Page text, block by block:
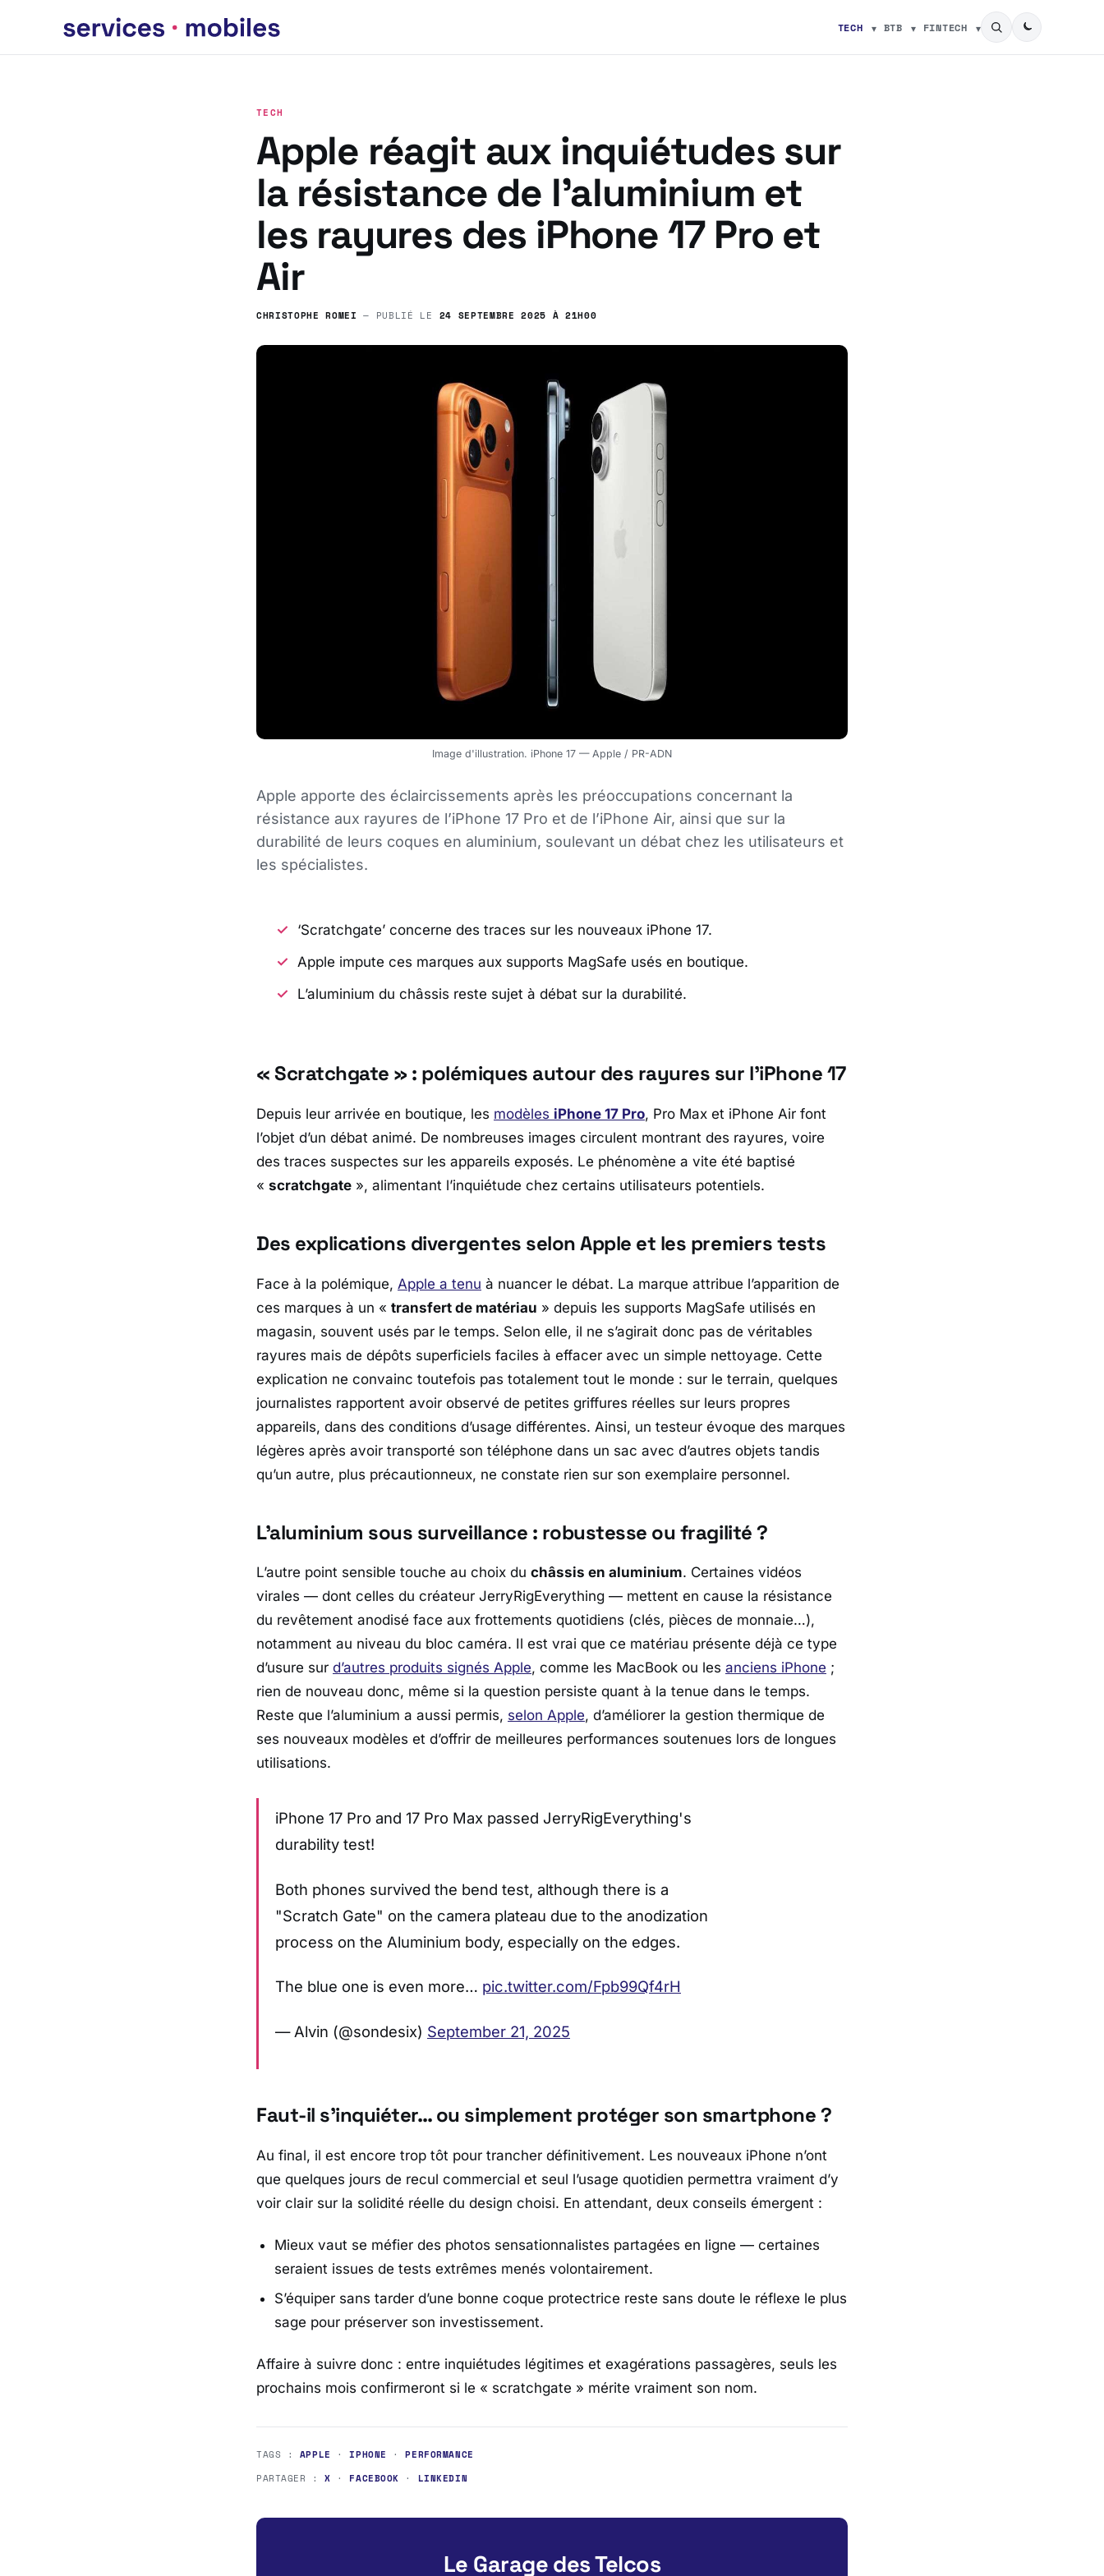
TECH BTB FINTECH
TECH
Apple réagit aux inquiétudes sur
la résistance de l’aluminium et
les rayures des iPhone 17 Pro et
Air
CHRISTOPHE ROMEI — PUBLIÉ LE 24 SEPTEMBRE 2025 À 21H00
Image d'illustration. iPhone 17 — Apple / PR-ADN
Apple apporte des éclaircissements après les préoccupations concernant la
résistance aux rayures de l’iPhone 17 Pro et de l’iPhone Air, ainsi que sur la
durabilité de leurs coques en aluminium, soulevant un débat chez les utilisateurs et
les spécialistes.
‘Scratchgate’ concerne des traces sur les nouveaux iPhone 17.
Apple impute ces marques aux supports MagSafe usés en boutique.
L’aluminium du châssis reste sujet à débat sur la durabilité.
« Scratchgate » : polémiques autour des rayures sur l’iPhone 17
Depuis leur arrivée en boutique, les modèles iPhone 17 Pro, Pro Max et iPhone Air font
l’objet d’un débat animé. De nombreuses images circulent montrant des rayures, voire
des traces suspectes sur les appareils exposés. Le phénomène a vite été baptisé
« scratchgate », alimentant l’inquiétude chez certains utilisateurs potentiels.
Des explications divergentes selon Apple et les premiers tests
Face à la polémique, Apple a tenu à nuancer le débat. La marque attribue l’apparition de
ces marques à un « transfert de matériau » depuis les supports MagSafe utilisés en
magasin, souvent usés par le temps. Selon elle, il ne s’agirait donc pas de véritables
rayures mais de dépôts superficiels faciles à effacer avec un simple nettoyage. Cette
explication ne convainc toutefois pas totalement tout le monde : sur le terrain, quelques
journalistes rapportent avoir observé de petites griffures réelles sur leurs propres
appareils, dans des conditions d’usage différentes. Ainsi, un testeur évoque des marques
légères après avoir transporté son téléphone dans un sac avec d’autres objets tandis
qu’un autre, plus précautionneux, ne constate rien sur son exemplaire personnel.
L’aluminium sous surveillance : robustesse ou fragilité ?
L’autre point sensible touche au choix du châssis en aluminium. Certaines vidéos
virales — dont celles du créateur JerryRigEverything — mettent en cause la résistance
du revêtement anodisé face aux frottements quotidiens (clés, pièces de monnaie…),
notamment au niveau du bloc caméra. Il est vrai que ce matériau présente déjà ce type
d’usure sur d’autres produits signés Apple, comme les MacBook ou les anciens iPhone ;
rien de nouveau donc, même si la question persiste quant à la tenue dans le temps.
Reste que l’aluminium a aussi permis, selon Apple, d’améliorer la gestion thermique de
ses nouveaux modèles et d’offrir de meilleures performances soutenues lors de longues
utilisations.
iPhone 17 Pro and 17 Pro Max passed JerryRigEverything's
durability test!
Both phones survived the bend test, although there is a
"Scratch Gate" on the camera plateau due to the anodization
process on the Aluminium body, especially on the edges.
The blue one is even more… pic.twitter.com/Fpb99Qf4rH
— Alvin (@sondesix) September 21, 2025
Faut-il s’inquiéter… ou simplement protéger son smartphone ?
Au final, il est encore trop tôt pour trancher définitivement. Les nouveaux iPhone n’ont
que quelques jours de recul commercial et seul l’usage quotidien permettra vraiment d’y
voir clair sur la solidité réelle du design choisi. En attendant, deux conseils émergent :
Mieux vaut se méfier des photos sensationnalistes partagées en ligne — certaines
seraient issues de tests extrêmes menés volontairement.
S’équiper sans tarder d’une bonne coque protectrice reste sans doute le réflexe le plus
sage pour préserver son investissement.
Affaire à suivre donc : entre inquiétudes légitimes et exagérations passagères, seuls les
prochains mois confirmeront si le « scratchgate » mérite vraiment son nom.
TAGS : APPLE ·IPHONE ·PERFORMANCE
PARTAGER :X · FACEBOOK · LINKEDIN
Le Garage des Telcos